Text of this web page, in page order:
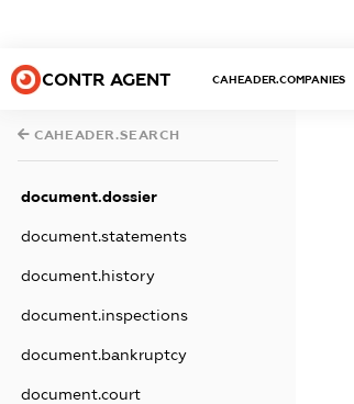
CONTR AGENT CAHEADER.COMPANIES
CAHEADER.SEARCH
document.dossier
document.statements
document.history
document.inspections
document.bankruptcy
document.court